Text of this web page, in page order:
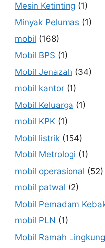
Mesin Ketinting (1)
Minyak Pelumas (1)
mobil (168)
Mobil BPS (1)
Mobil Jenazah (34)
mobil kantor (1)
Mobil Keluarga (1)
mobil KPK (1)
Mobil listrik (154)
Mobil Metrologi (1)
mobil operasional (52)
mobil patwal (2)
Mobil Pemadam
mobil PLN (1)
Mobil Ramah